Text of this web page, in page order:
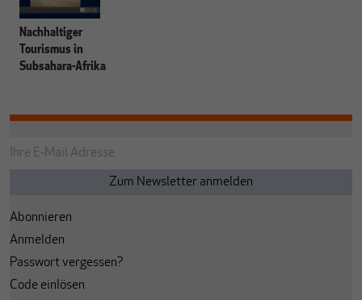
Nachhaltiger
Tourismus in
Subsahara-Afrika
Abonnieren
Anmelden
Passwort vergessen?
Code einlösen